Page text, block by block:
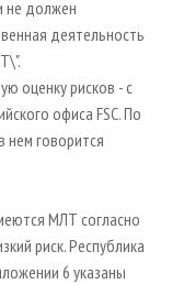
не должен
деятельность
оценку рисков - с
офиса FSC. По
говорится
МЛТ согласно
риск. Республика
6 указаны